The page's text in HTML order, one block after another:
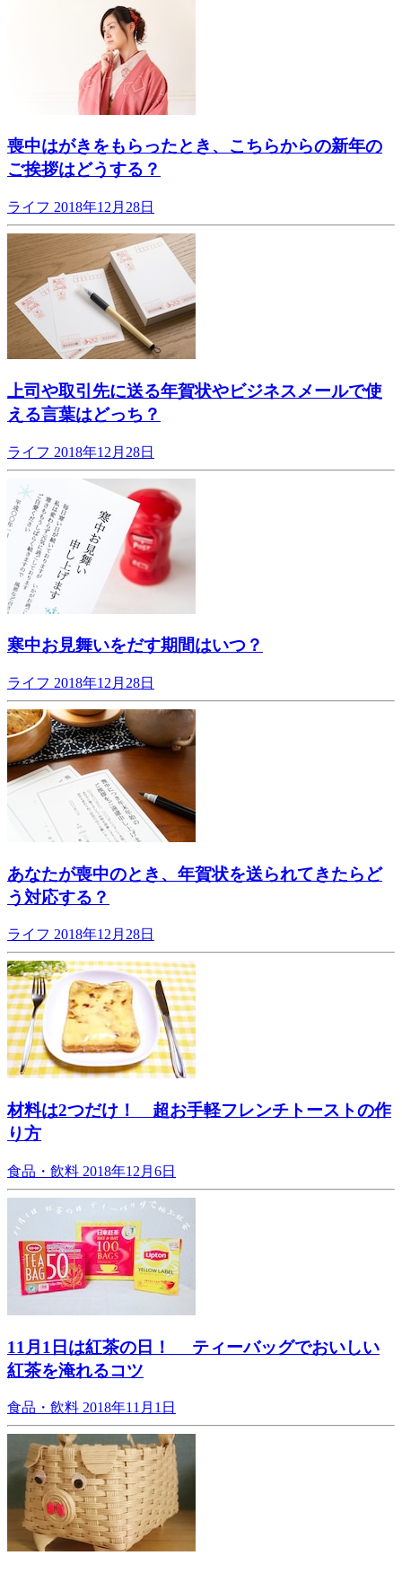
喪中はがきをもらったとき、こちらからの新年の
ご挨拶はどうする？
ライフ 2018年12月28日
上司や取引先に送る年賀状やビジネスメールで使
える言葉はどっち？
ライフ 2018年12月28日
寒中お見舞いをだす期間はいつ？
ライフ 2018年12月28日
あなたが喪中のとき、年賀状を送られてきたらど
う対応する？
ライフ 2018年12月28日
材料は2つだけ！ 超お手軽フレンチトーストの作
り方
食品・飲料 2018年12月6日
11月1日は紅茶の日！ ティーバッグでおいしい
紅茶を淹れるコツ
食品・飲料 2018年11月1日